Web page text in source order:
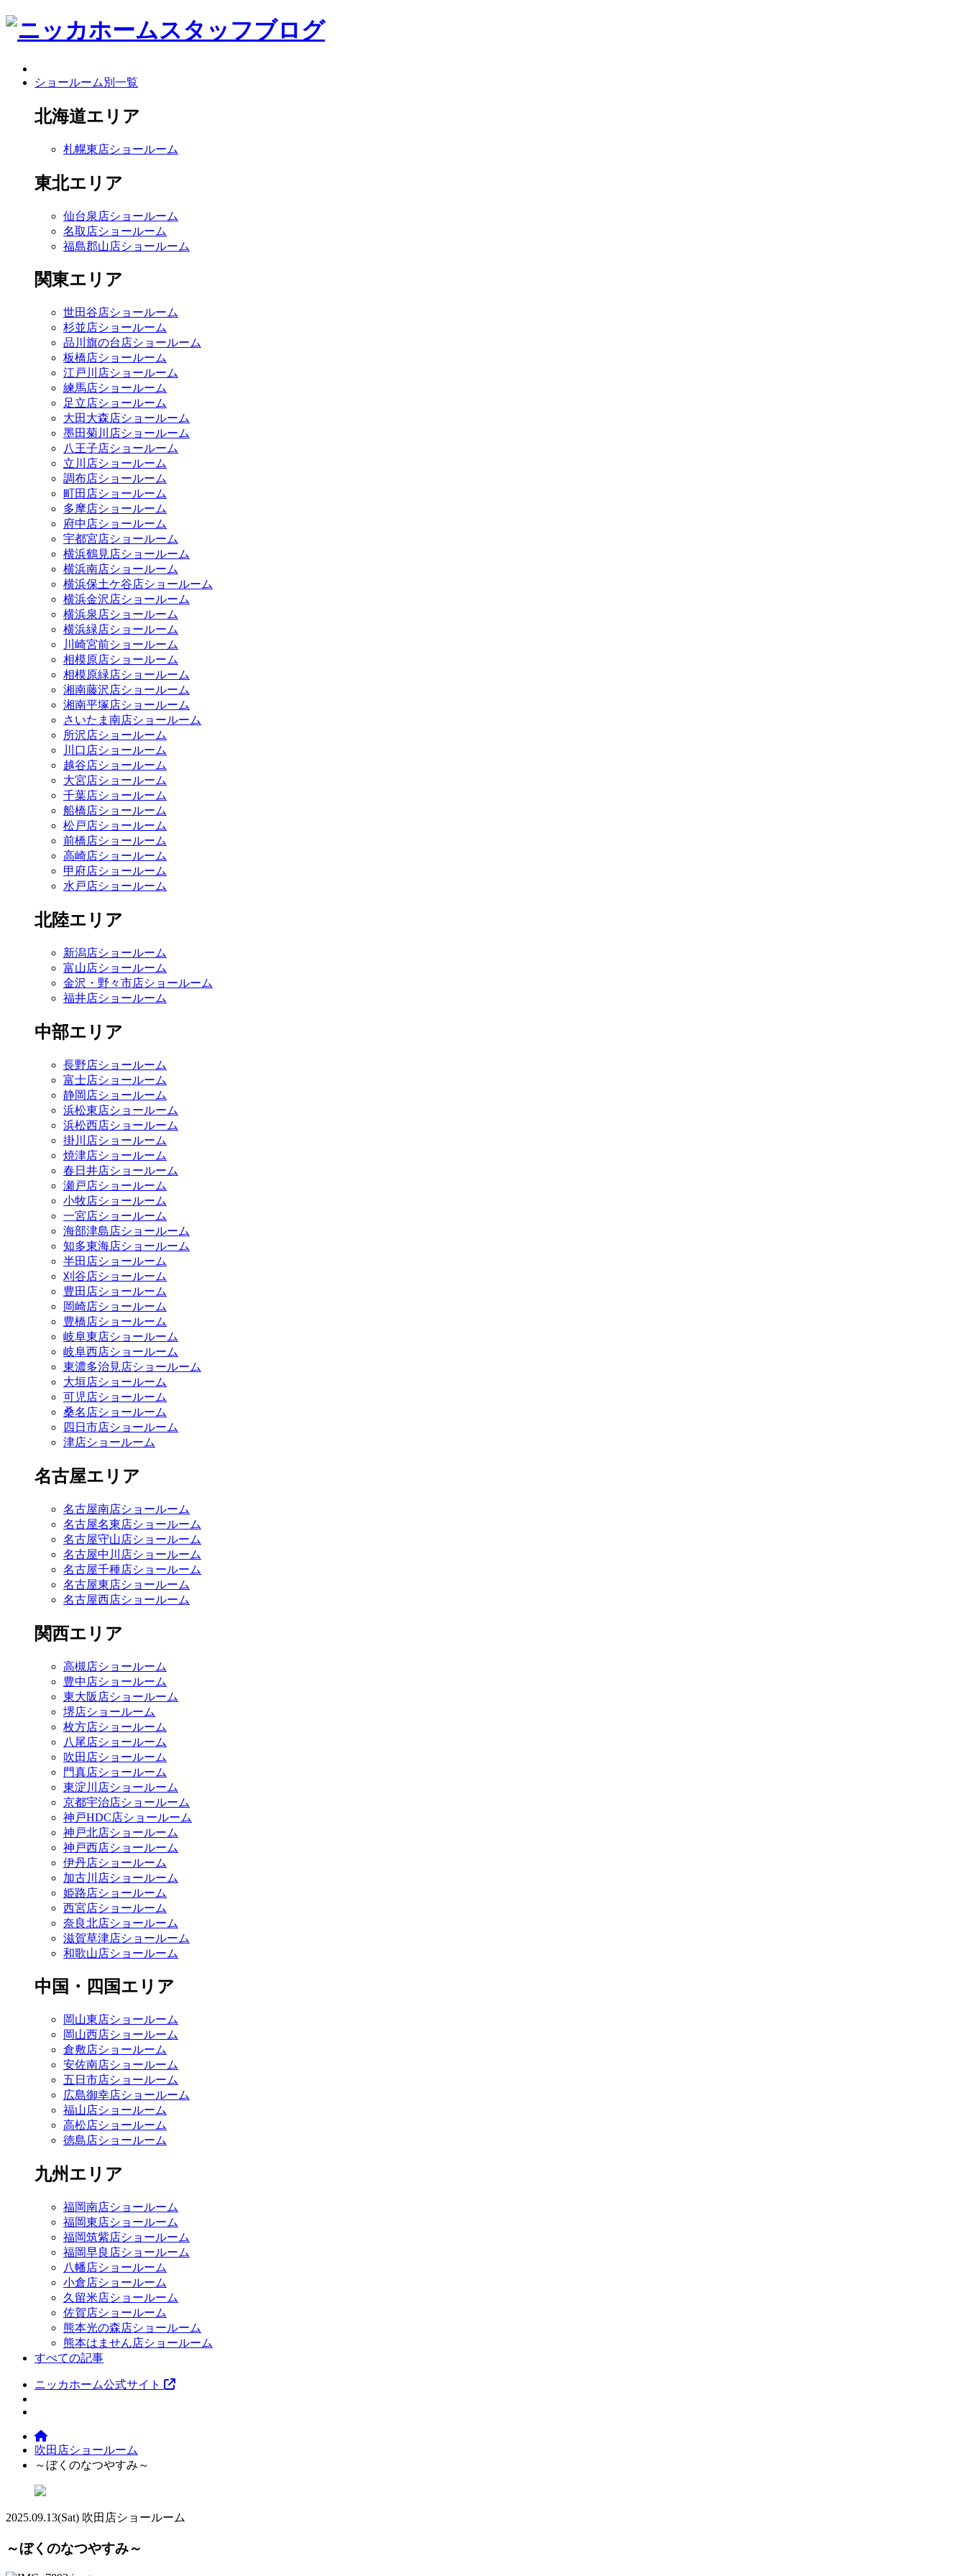
ショールーム別一覧
北海道エリア
札幌東店ショールーム
東北エリア
仙台泉店ショールーム
名取店ショールーム
福島郡山店ショールーム
関東エリア
世田谷店ショールーム
杉並店ショールーム
品川旗の台店ショールーム
板橋店ショールーム
江戸川店ショールーム
練馬店ショールーム
足立店ショールーム
大田大森店ショールーム
墨田菊川店ショールーム
八王子店ショールーム
立川店ショールーム
調布店ショールーム
町田店ショールーム
多摩店ショールーム
府中店ショールーム
宇都宮店ショールーム
横浜鶴見店ショールーム
横浜南店ショールーム
横浜保土ケ谷店ショールーム
横浜金沢店ショールーム
横浜泉店ショールーム
横浜緑店ショールーム
川崎宮前ショールーム
相模原店ショールーム
相模原緑店ショールーム
湘南藤沢店ショールーム
湘南平塚店ショールーム
さいたま南店ショールーム
所沢店ショールーム
川口店ショールーム
越谷店ショールーム
大宮店ショールーム
千葉店ショールーム
船橋店ショールーム
松戸店ショールーム
前橋店ショールーム
高崎店ショールーム
甲府店ショールーム
水戸店ショールーム
北陸エリア
新潟店ショールーム
富山店ショールーム
金沢・野々市店ショールーム
福井店ショールーム
中部エリア
長野店ショールーム
富士店ショールーム
静岡店ショールーム
浜松東店ショールーム
浜松西店ショールーム
掛川店ショールーム
焼津店ショールーム
春日井店ショールーム
瀬戸店ショールーム
小牧店ショールーム
一宮店ショールーム
海部津島店ショールーム
知多東海店ショールーム
半田店ショールーム
刈谷店ショールーム
豊田店ショールーム
岡崎店ショールーム
豊橋店ショールーム
岐阜東店ショールーム
岐阜西店ショールーム
東濃多治見店ショールーム
大垣店ショールーム
可児店ショールーム
桑名店ショールーム
四日市店ショールーム
津店ショールーム
名古屋エリア
名古屋南店ショールーム
名古屋名東店ショールーム
名古屋守山店ショールーム
名古屋中川店ショールーム
名古屋千種店ショールーム
名古屋東店ショールーム
名古屋西店ショールーム
関西エリア
高槻店ショールーム
豊中店ショールーム
東大阪店ショールーム
堺店ショールーム
枚方店ショールーム
八尾店ショールーム
吹田店ショールーム
門真店ショールーム
東淀川店ショールーム
京都宇治店ショールーム
神戸HDC店ショールーム
神戸北店ショールーム
神戸西店ショールーム
伊丹店ショールーム
加古川店ショールーム
姫路店ショールーム
西宮店ショールーム
奈良北店ショールーム
滋賀草津店ショールーム
和歌山店ショールーム
中国・四国エリア
岡山東店ショールーム
岡山西店ショールーム
倉敷店ショールーム
安佐南店ショールーム
五日市店ショールーム
広島御幸店ショールーム
福山店ショールーム
高松店ショールーム
徳島店ショールーム
九州エリア
福岡南店ショールーム
福岡東店ショールーム
福岡筑紫店ショールーム
福岡早良店ショールーム
八幡店ショールーム
小倉店ショールーム
久留米店ショールーム
佐賀店ショールーム
熊本光の森店ショールーム
熊本はません店ショールーム
すべての記事
ニッカホーム公式サイト
吹田店ショールーム
～ぼくのなつやすみ～
2025.09.13(Sat) 吹田店ショールーム
～ぼくのなつやすみ～